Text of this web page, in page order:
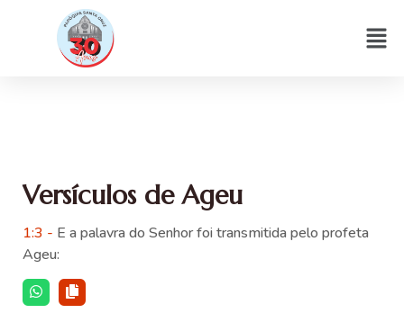
Versículos de Ageu
1:3 - E a palavra do Senhor foi transmitida pelo profeta
Ageu: